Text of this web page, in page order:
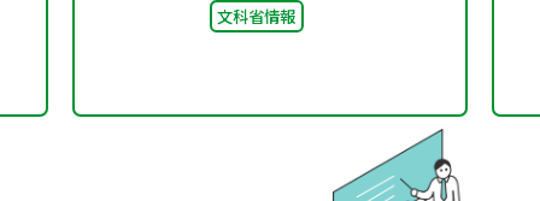
文科省情報